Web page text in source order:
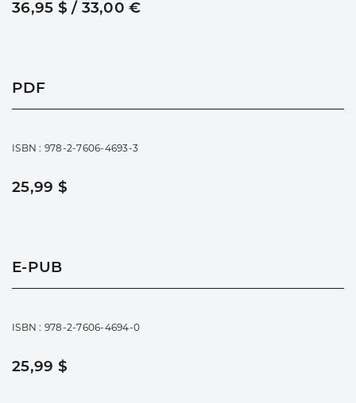
36,95 $ / 33,00 €
PDF
ISBN : 978-2-7606-4693-3
25,99 $
E-PUB
ISBN : 978-2-7606-4694-0
25,99 $